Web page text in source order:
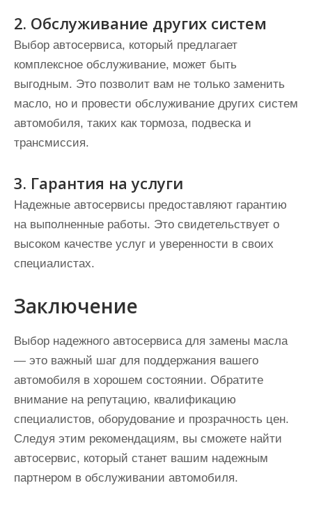
2. Обслуживание других систем
Выбор автосервиса, который предлагает
комплексное обслуживание, может быть
выгодным. Это позволит вам не только заменить
масло, но и провести обслуживание других систем
автомобиля, таких как тормоза, подвеска и
трансмиссия.
3. Гарантия на услуги
Надежные автосервисы предоставляют гарантию
на выполненные работы. Это свидетельствует о
высоком качестве услуг и уверенности в своих
специалистах.
Заключение
Выбор надежного автосервиса для замены масла
— это важный шаг для поддержания вашего
автомобиля в хорошем состоянии. Обратите
внимание на репутацию, квалификацию
специалистов, оборудование и прозрачность цен.
Следуя этим рекомендациям, вы сможете найти
автосервис, который станет вашим надежным
партнером в обслуживании автомобиля.